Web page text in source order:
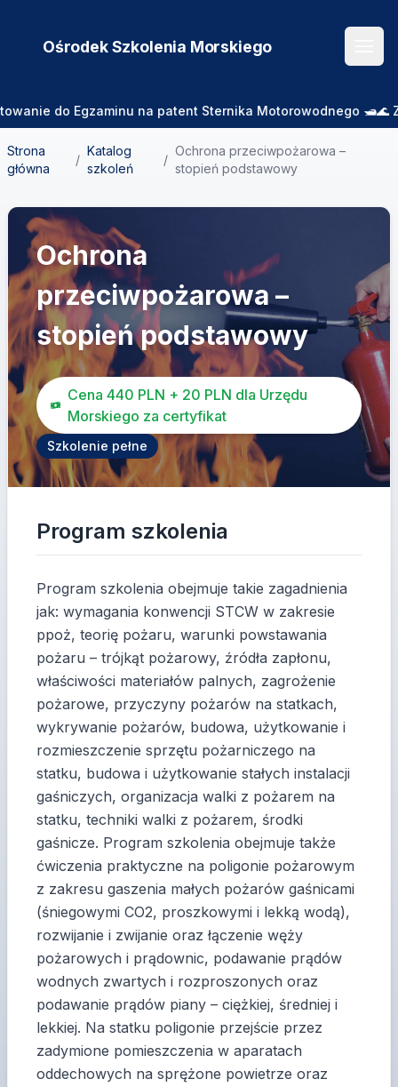
Ośrodek Szkolenia Morskiego
do Egzaminu na patent Sternika Motorowodnego 🛥️🌊
Strona
główna
/
Katalog
szkoleń
/
Ochrona przeciwpożarowa –
stopień podstawowy
Ochrona
przeciwpożarowa –
stopień podstawowy
Cena 440 PLN + 20 PLN dla Urzędu
Morskiego za certyfikat
Szkolenie pełne
Program szkolenia
Program szkolenia obejmuje takie zagadnienia
jak: wymagania konwencji STCW w zakresie
ppoż, teorię pożaru, warunki powstawania
pożaru – trójkąt pożarowy, źródła zapłonu,
właściwości materiałów palnych, zagrożenie
pożarowe, przyczyny pożarów na statkach,
wykrywanie pożarów, budowa, użytkowanie i
rozmieszczenie sprzętu pożarniczego na
statku, budowa i użytkowanie stałych instalacji
gaśniczych, organizacja walki z pożarem na
statku, techniki walki z pożarem, środki
gaśnicze. Program szkolenia obejmuje także
ćwiczenia praktyczne na poligonie pożarowym
z zakresu gaszenia małych pożarów gaśnicami
(śniegowymi CO2, proszkowymi i lekką wodą),
rozwijanie i zwijanie oraz łączenie węży
pożarowych i prądownic, podawanie prądów
wodnych zwartych i rozproszonych oraz
podawanie prądów piany – ciężkiej, średniej i
lekkiej. Na statku poligonie przejście przez
zadymione pomieszczenia w aparatach
oddechowych na sprężone powietrze oraz